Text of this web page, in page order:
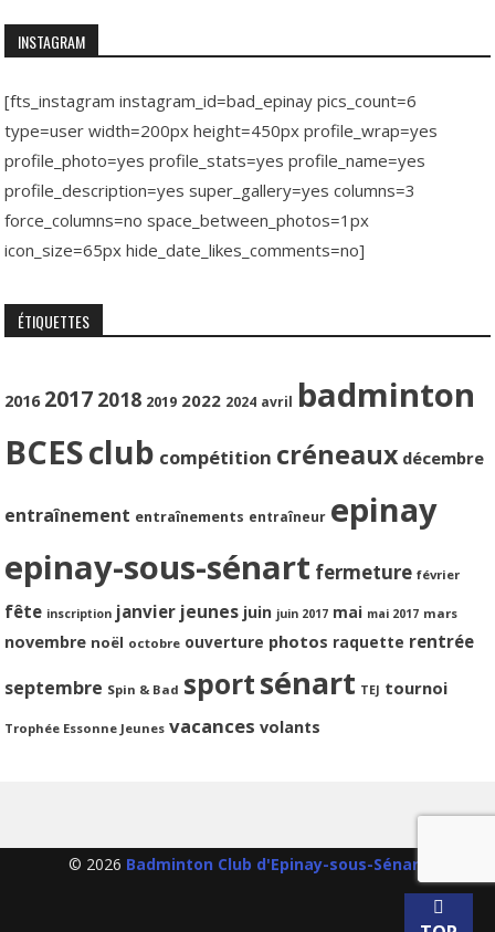
INSTAGRAM
[fts_instagram instagram_id=bad_epinay pics_count=6
type=user width=200px height=450px profile_wrap=yes
profile_photo=yes profile_stats=yes profile_name=yes
profile_description=yes super_gallery=yes columns=3
force_columns=no space_between_photos=1px
icon_size=65px hide_date_likes_comments=no]
ÉTIQUETTES
2016 2017 2018 2019 2022 2024 avril badminton
BCESclub compétition créneaux décembre
entraînement entraînements entraîneur epinay
epinay-sous-sénart fermeture février
fête inscription janvier jeunes juin juin 2017 mai mai 2017 mars
novembre noël octobre ouverture photos raquette rentrée
septembre Spin & Bad sportsénart TEJ tournoi
Trophée Essonne Jeunes vacances volants
© 2026 Badminton Club d'Epinay-sous-Sénart